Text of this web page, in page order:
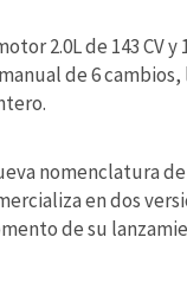
2.0L de 143 CV y
de 6
nomenclatura
en dos
de su